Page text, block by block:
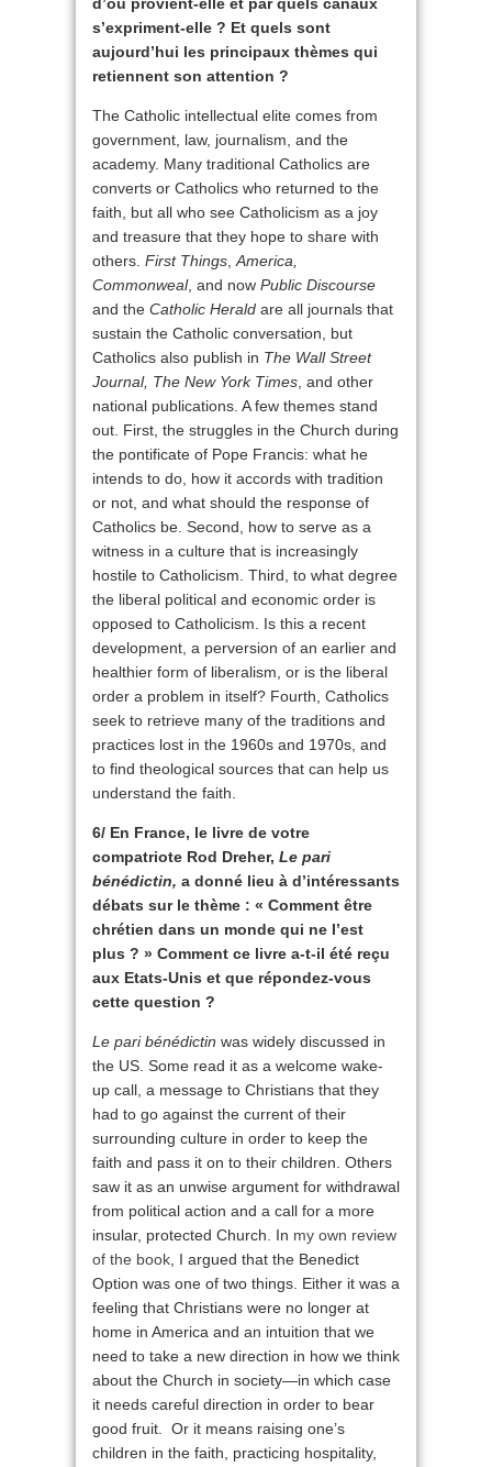
s’expriment-elle ? Et quels sont
aujourd’hui les principaux thèmes qui
retiennent son attention ?
The Catholic intellectual elite comes from
government, law, journalism, and the
academy. Many traditional Catholics are
converts or Catholics who returned to the
faith, but all who see Catholicism as a joy
and treasure that they hope to share with
others. First Things America,
Commonweal, and now Public Discourse
and the Catholic Herald are all journals that
sustain the Catholic conversation, but
Catholics also publish in The Wall Street
Journal, The New York Times , and other
national publications. A few themes stand
out. First, the struggles in the Church during
the pontificate of Pope Francis: what he
intends to do, how it accords with tradition
or not, and what should the response of
Catholics be. Second, how to serve as a
witness in a culture that is increasingly
hostile to Catholicism. Third, to what degree
the liberal political and economic order is
opposed to Catholicism. Is this a recent
development, a perversion of an earlier and
healthier form of liberalism, or is the liberal
order a problem in itself? Fourth, Catholics
seek to retrieve many of the traditions and
practices lost in the 1960s and 1970s, and
to find theological sources that can help us
understand the faith.
6/ En France, le livre de votre
compatriote Rod Dreher, Le pari
bénédictin, a donné lieu à d’intéressants
débats sur le thème : « Comment être
chrétien dans un monde qui ne l’est
plus ? » Comment ce livre a-t-il été reçu
aux Etats-Unis et que répondez-vous
cette question ?
Le pari bénédictin was widely discussed in
the US. Some read it as a welcome wake-
up call, a message to Christians that they
had to go against the current of their
surrounding culture in order to keep the
faith and pass it on to their children. Others
saw it as an unwise argument for withdrawal
from political action and a call for a more
insular, protected Church. In my own review
of the book , I argued that the Benedict
Option was one of two things. Either it was a
feeling that Christians were no longer at
home in America and an intuition that we
need to take a new direction in how we think
about the Church in society—in which case
it needs careful direction in order to bear
good fruit. Or it means raising one’s
children in the faith, practicing hospitality,